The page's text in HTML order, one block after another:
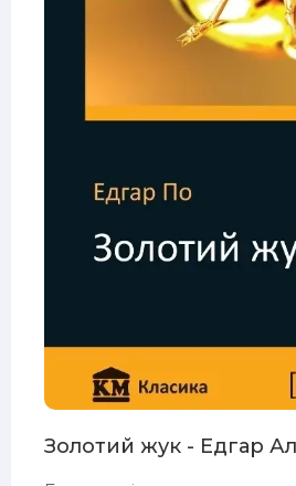
Золотий жук - Едгар